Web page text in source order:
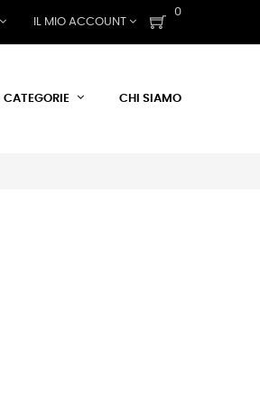
IL MIO ACCOUNT
0
CATEGORIE CHI SIAMO